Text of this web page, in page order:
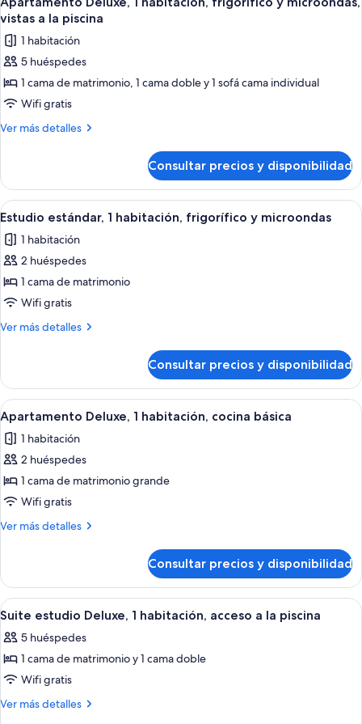
piscina,
junto
a
la
piscina
vistas
la
piscina,
a
la
todas
las
fotos
de
Apartamento
Deluxe,
1
y
microondas,
vistas
a
la
piscina
vistas a la piscina
1 habitación
5 huéspedes
1 cama de matrimonio, 1 cama doble y 1 sofá cama individual
Wifi gratis
Ver más detalles
Más
Deluxe,
habitación,
microondas,
a
la
Consultar precios y disponibilidad
Abrir
todas
las
fotos
de
Estudio
estándar,
frigorífico
microondas
Un dormitorio con una cama, un
5
Estudio estándar, 1 habitación, frigorífico y microondas
1 habitación
2 huéspedes
1 cama de matrimonio
Wifi gratis
Ver más detalles
Más
estándar,
habitación,
frigorífico
microondas
Consultar precios y disponibilidad
Abrir
todas
las
fotos
de
Apartamento
Deluxe,
cocina
básica
Una sala de estar moderna con
4
Apartamento Deluxe, 1 habitación, cocina básica
1 habitación
2 huéspedes
1 cama de matrimonio grande
Wifi gratis
Ver más detalles
Más
Deluxe,
habitación,
básica
Consultar precios y disponibilidad
Abrir
todas
las
fotos
de
Suite
Habitación de hotel con cama,
6
Suite estudio Deluxe, 1 habitación, acceso a la piscina
5 huéspedes
1 cama de matrimonio y 1 cama doble
Wifi gratis
Ver más detalles
Más